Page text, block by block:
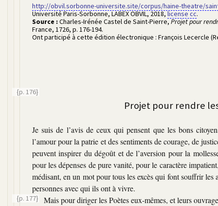
http://obvil.sorbonne-universite.site/corpus/haine-theatre/
Université Paris-Sorbonne, LABEX OBVIL,2018,license cc.
Source : Charles-Irénée Castel de Saint-Pierre,Projet pour
France, 1726, p. 176-194.
Ont participé à cette édition électronique : François Lecercle
{p. 176}
Projet pour rendre
Je suis de l’avis de ceux qui pensent que les bons
l’amour pour la patrie et des sentiments de courage, de
peuvent inspirer du dégoût et de l’aversion pour la
pour les dépenses de pure vanité, pour le caractère
médisant, en un mot pour tous les excès qui font souffrir
personnes avec qui ils ont à vivre.
{p. 177}
Mais pour diriger les Poètes eux-mêmes, et leurs